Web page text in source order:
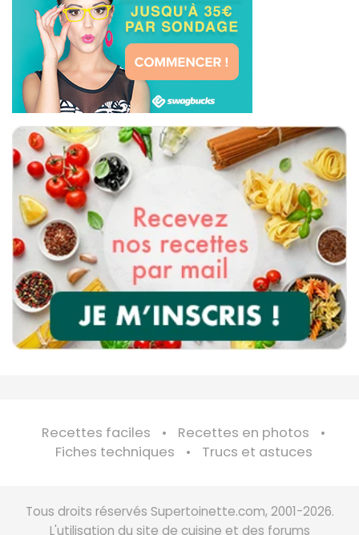
Recettes faciles
Recettes en photos
Fiches techniques
Trucs et astuces
Tous droits réservés Supertoinette.com, 2001-2026.
L'utilisation du site de cuisine et des forums